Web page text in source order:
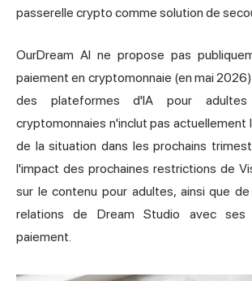
passerelle crypto comme solution de
OurDream AI ne propose pas
paiement en cryptomonnaie (en mai
des plateformes d'IA pour
cryptomonnaies n'inclut pas actuellement
de la situation dans les prochains
l'impact des prochaines restrictions de
sur le contenu pour adultes, ainsi que
relations de Dream Studio avec ses
paiement.